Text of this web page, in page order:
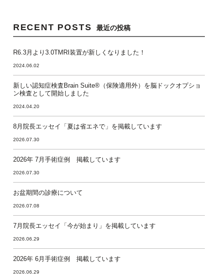
RECENT POSTS 最近の投稿
R6.3月より3.0TMRI装置が新しくなりました！
2024.06.02
新しい認知症検査Brain Suite®（保険適用外）を脳ドックオプショ
ン検査として開始しました
2024.04.20
8月院長エッセイ「夏は省エネで」を掲載しています
2026.07.30
2026年 7月手術症例 掲載しています
2026.07.30
お盆期間の診療について
2026.07.08
7月院長エッセイ「今が始まり」を掲載しています
2026.06.29
2026年 6月手術症例 掲載しています
2026.06.29